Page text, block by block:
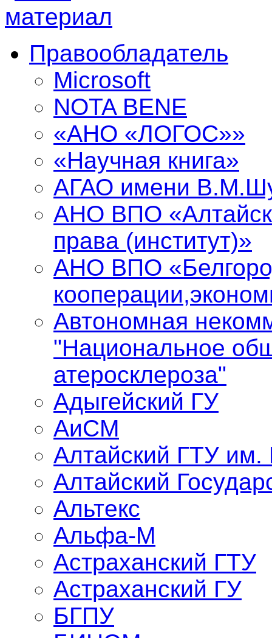
Правообладатель
Microsoft
NOTA BENE
«АНО «ЛОГОС»»
«Научная книга»
АГАО имени
АНО ВПО
права (институт)»
АНО ВПО
Автономная
"Национальное
атеросклероза"
Адыгейский ГУ
АиСМ
Алтайский ГТУ
Алтайский
Альтекс
Альфа-М
Астраханский ГТУ
Астраханский ГУ
БГПУ